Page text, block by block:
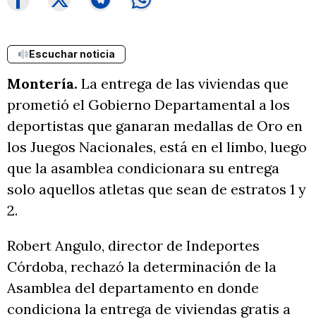
Escuchar noticia
Montería. La entrega de las viviendas que
prometió el Gobierno Departamental a los
deportistas que ganaran medallas de Oro en
los Juegos Nacionales, está en el limbo, luego
que la asamblea condicionara su entrega
solo aquellos atletas que sean de estratos 1 y
2.
Robert Angulo, director de Indeportes
Córdoba, rechazó la determinación de la
Asamblea del departamento en donde
condiciona la entrega de viviendas gratis a